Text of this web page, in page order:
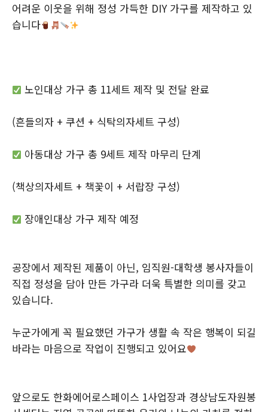
어려운 이웃을 위해 정성 가득한 DIY 가구를 제작하고 있
습니다
노인대상 가구 총 11세트 제작 및 전달 완료
(흔들의자 + 쿠션 + 식탁의자세트 구성)
아동대상 가구 총 9세트 제작 마무리 단계
(책상의자세트 + 책꽃이 + 서랍장 구성)
장애인대상 가구 제작 예정
공장에서 제작된 제품이 아닌, 임직원-대학생 봉사자들이
직접 정성을 담아 만든 가구라 더욱 특별한 의미를 갖고
있습니다.
누군가에게 꼭 필요했던 가구가 생활 속 작은 행복이 되길
바라는 마음으로 작업이 진행되고 있어요
앞으로도 한화에어로스페이스 1사업장과 경상남도자원봉